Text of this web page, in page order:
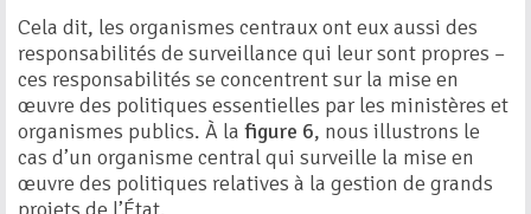
Cela dit, les organismes centraux ont eux aussi des
responsabilités de surveillance qui leur sont propres –
ces responsabilités se concentrent sur la mise en
œuvre des politiques essentielles par les ministères et
organismes publics. À la figure 6, nous illustrons le
cas d’un organisme central qui surveille la mise en
œuvre des politiques relatives à la gestion de grands